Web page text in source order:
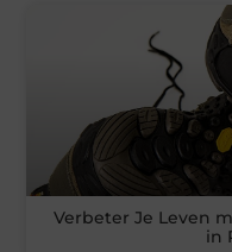
Verbeter Je Leven
in